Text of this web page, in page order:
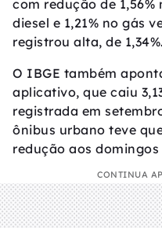
com redução de 1,56%
diesel e 1,21% no gás
registrou alta, de 1,34%.
O IBGE também
aplicativo, que caiu
registrada em
ônibus urbano teve
redução aos domingos
CONTINUA